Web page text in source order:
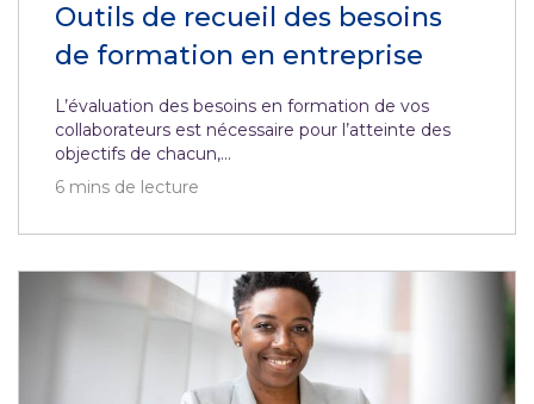
Outils de recueil des besoins
de formation en entreprise
L’évaluation des besoins en formation de vos
collaborateurs est nécessaire pour l’atteinte des
objectifs de chacun,...
6 mins de lecture